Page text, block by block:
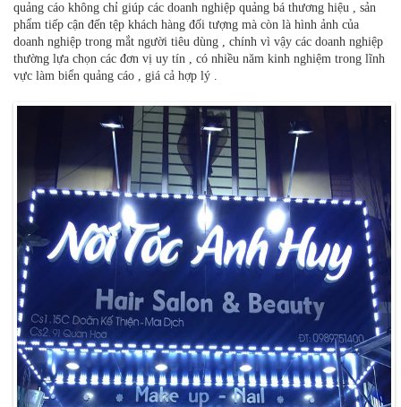
quảng cáo không chỉ giúp các doanh nghiệp quảng bá thương hiệu , sản
phẩm tiếp cận đến tệp khách hàng đối tượng mà còn là hình ảnh của
doanh nghiệp trong mắt người tiêu dùng , chính vì vậy các doanh nghiệp
thường lựa chọn các đơn vị uy tín , có nhiều năm kinh nghiệm trong lĩnh
vực làm biển quảng cáo , giá cả hợp lý .